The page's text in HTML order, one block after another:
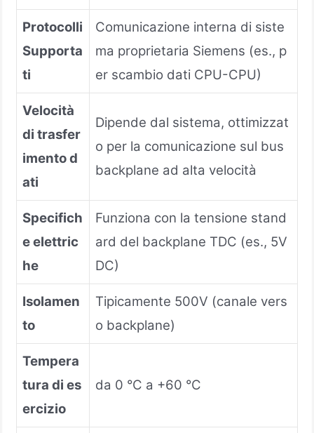
Protocolli
Supporta
ti
Comunicazione interna di siste
ma proprietaria Siemens (es., p
er scambio dati CPU-CPU)
Velocità
di trasfer
imento d
ati
Dipende dal sistema, ottimizzat
o per la comunicazione sul bus
backplane ad alta velocità
Specifich
e elettric
he
Funziona con la tensione stand
ard del backplane TDC (es., 5V
DC)
Isolamen
to
Tipicamente 500V (canale vers
o backplane)
Tempera
tura di es
ercizio
da 0 °C a +60 °C